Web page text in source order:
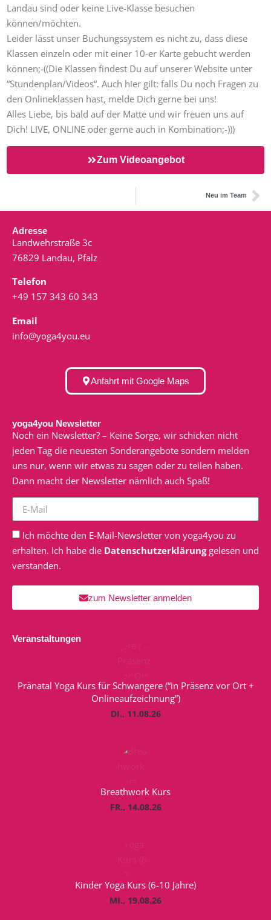
Landau sind oder keine Live-Klasse besuchen
können/möchten.
Leider lässt unser Buchungssystem es nicht zu, dass diese
Klassen einzeln oder mit einer 10-er Karte gebucht werden
können;-((Die Klassen findest Du auf unserer Website unter
“Stundenplan/Videos“. Auch hier gilt: falls Du noch Fragen zu
den Onlineklassen hast, melde Dich gerne bei uns!
Alles Liebe, bis bald auf der Matte und wir freuen uns auf
Dich! LIVE, ONLINE oder gerne auch in Kombination;-)))
Zum Videoangebot
Neu im Team
Adresse
Landwehrstraße 3c
76829 Landau, Pfalz
Telefon
+49 157 343 60 343
Email
info@yoga4you.eu
Anfahrt mit Google Maps
yoga4you Newsletter
Noch ein Newsletter? – Keine Sorge, wir schicken nicht
jeden Tag die neuesten Sonderangebote sondern melden
uns nur, wenn wir etwas zu sagen oder zu teilen haben.
Dann macht der Newsletter nämlich auch Spaß!
Ich möchte den E-Mail-Newsletter von yoga4you zu
erhalten. Ich habe die Datenschutzerklärunggelesen und
verstanden.
zum Newsletter anmelden
Veranstaltungen
Pränatal Yoga Kurs für Schwangere (“in Präsenz vor Ort +
Onlineaufzeichnung”)
DI., 11.08.26
Breathwork Kurs
FR., 14.08.26
Kinder Yoga Kurs (6-10 Jahre)
MI., 19.08.26